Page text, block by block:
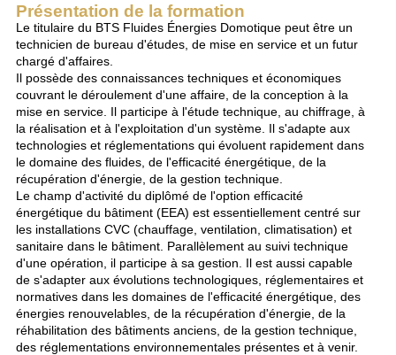
Présentation de la formation
Le titulaire du BTS Fluides Énergies Domotique peut être un
technicien de bureau d'études, de mise en service et un futur
chargé d'affaires.
Il possède des connaissances techniques et économiques
couvrant le déroulement d'une affaire, de la conception à la
mise en service. Il participe à l'étude technique, au chiffrage, à
la réalisation et à l'exploitation d'un système. Il s'adapte aux
technologies et réglementations qui évoluent rapidement dans
le domaine des fluides, de l'efficacité énergétique, de la
récupération d'énergie, de la gestion technique.
Le champ d'activité du diplômé de l'option efficacité
énergétique du bâtiment (EEA) est essentiellement centré sur
les installations CVC (chauffage, ventilation, climatisation) et
sanitaire dans le bâtiment. Parallèlement au suivi technique
d'une opération, il participe à sa gestion. Il est aussi capable
de s'adapter aux évolutions technologiques, réglementaires et
normatives dans les domaines de l'efficacité énergétique, des
énergies renouvelables, de la récupération d'énergie, de la
réhabilitation des bâtiments anciens, de la gestion technique,
des réglementations environnementales présentes et à venir.